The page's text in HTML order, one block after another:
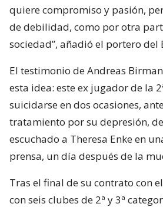
quiere compromiso y pasión,
de debilidad, como por otra
sociedad”, añadió el portero del
El testimonio de Andreas
esta idea: este ex jugador de la
suicidarse en dos ocasiones,
tratamiento por su depresión,
escuchado a Theresa Enke en
prensa, un día después de la
Tras el final de su contrato con
con seis clubes de 2ª y 3ª